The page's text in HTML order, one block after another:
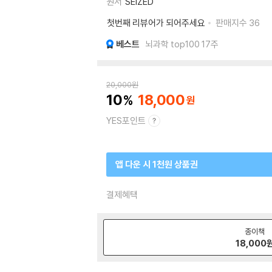
첫번째 리뷰어가 되어주세요
판매지수 36
베스트 뇌과학 top100 17주
20,000원
10 18,000
YES포인트
앱 다운 시 1천원 상품권
결제혜택
종이책
18,000